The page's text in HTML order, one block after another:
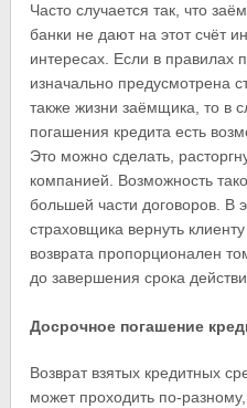
Часто случается так, что
банки не дают на этот счёт
интересах. Если в правилах
изначально предусмотрена
также жизни заёмщика, то в
погашения кредита есть
Это можно сделать,
компанией. Возможность
большей части договоров. В
страховщика вернуть
возврата пропорционален
до завершения срока
Досрочное погашение
Возврат взятых кредитных
может проходить по-разному,